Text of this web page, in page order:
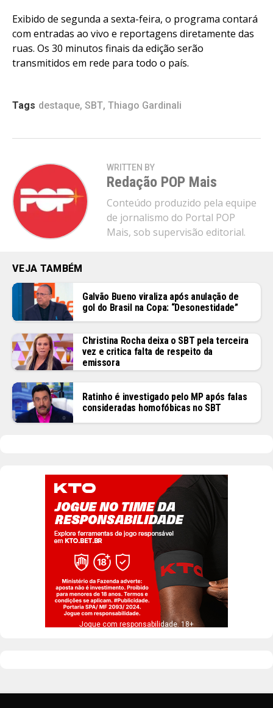
Exibido de segunda a sexta-feira, o programa contará
com entradas ao vivo e reportagens diretamente das
ruas. Os 30 minutos finais da edição serão
transmitidos em rede para todo o país.
Tags destaque, SBT, Thiago Gardinali
WRITTEN BY
Redação POP Mais
Conteúdo produzido pela equipe
de jornalismo do Portal POP
Mais, sob supervisão editorial.
VEJA TAMBÉM
Galvão Bueno viraliza após anulação de
gol do Brasil na Copa: “Desonestidade”
Christina Rocha deixa o SBT pela terceira
vez e critica falta de respeito da
emissora
Ratinho é investigado pelo MP após falas
consideradas homofóbicas no SBT
Jogue com responsabilidade. 18+